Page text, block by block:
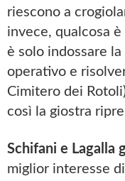
riescono a
invece, qualcosa
è solo indossare
operativo e
Cimitero dei
così la giostra
Schifani e Lagalla
miglior interesse